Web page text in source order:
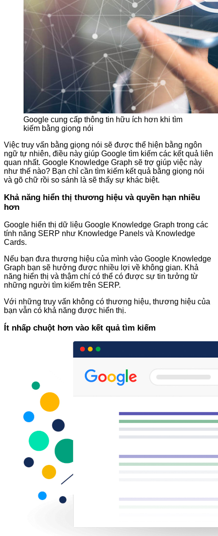
Google cung cấp thông tin hữu ích hơn khi tìm
kiếm bằng giọng nói
Việc truy vấn bằng giọng nói sẽ được thể hiện bằng ngôn
ngữ tự nhiên, điều này giúp Google tìm kiếm các kết quả liên
quan nhất. Google Knowledge Graph sẽ trợ giúp việc này
như thế nào? Bạn chỉ cần tìm kiếm kết quả bằng giọng nói
và gõ chữ rồi so sánh là sẽ thấy sự khác biệt.
Khả năng hiển thị thương hiệu và quyền hạn nhiều
hơn
Google hiển thị dữ liệu Google Knowledge Graph trong các
tính năng SERP như Knowledge Panels và Knowledge
Cards.
Nếu bạn đưa thương hiệu của mình vào Google Knowledge
Graph bạn sẽ hưởng được nhiều lợi về không gian. Khả
năng hiển thị và thậm chí có thể có được sự tin tưởng từ
những người tìm kiếm trên SERP.
Với những truy vấn không có thương hiệu, thương hiệu của
bạn vẫn có khả năng được hiển thị.
Ít nhấp chuột hơn vào kết quả tìm kiếm